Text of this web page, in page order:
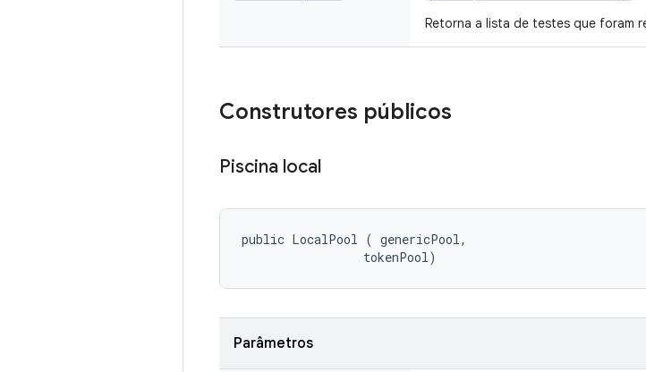
Retorna a lista de testes que foram
Construtores públicos
Piscina local
public LocalPool ( genericPool,
tokenPool)
Parâmetros